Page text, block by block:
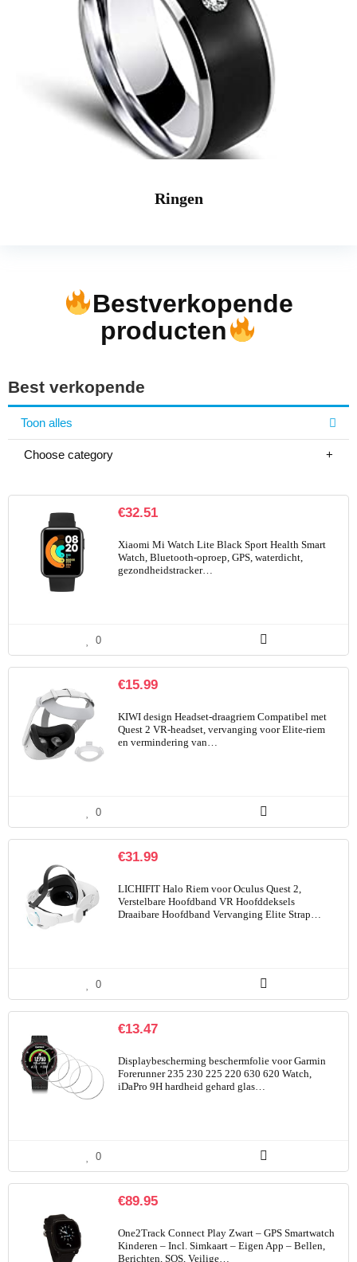
Ringen
Bestverkopende
producten
Best verkopende
Toon alles
Choose category
€32.51
Xiaomi Mi Watch Lite Black Sport Health Smart
Watch, Bluetooth-oproep, GPS, waterdicht,
gezondheidstracker…
0
€15.99
KIWI design Headset-draagriem Compatibel met
Quest 2 VR-headset, vervanging voor Elite-riem
en vermindering van…
0
€31.99
LICHIFIT Halo Riem voor Oculus Quest 2,
Verstelbare Hoofdband VR Hoofddeksels
Draaibare Hoofdband Vervanging Elite Strap…
0
€13.47
Displaybescherming beschermfolie voor Garmin
Forerunner 235 230 225 220 630 620 Watch,
iDaPro 9H hardheid gehard glas…
0
€89.95
One2Track Connect Play Zwart – GPS Smartwatch
Kinderen – Incl. Simkaart – Eigen App – Bellen,
Berichten, SOS, Veilige…